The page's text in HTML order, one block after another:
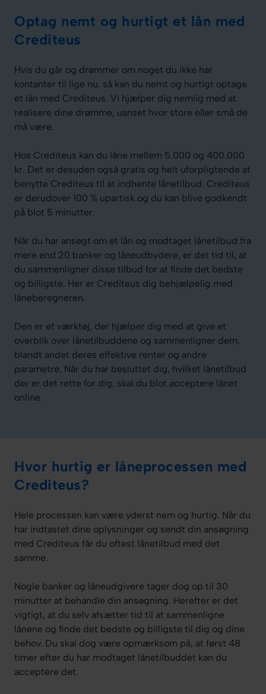
Optag nemt og hurtigt et lån med
Crediteus
Hvis du går og drømmer om noget du ikke har
kontanter til lige nu, så kan du nemt og hurtigt optage
et lån med Crediteus. Vi hjælper dig nemlig med at
realisere dine drømme, uanset hvor store eller små de
må være.
Hos Crediteus kan du låne mellem 5.000 og 400.000
kr. Det er desuden også gratis og helt uforpligtende at
benytte Crediteus til at indhente lånetilbud. Crediteus
er derudover 100 % upartisk og du kan blive godkendt
på blot 5 minutter.
Når du har ansøgt om et lån og modtaget lånetilbud fra
mere end 20 banker og låneudbydere, er det tid til, at
du sammenligner disse tilbud for at finde det bedste
og billigste. Her er Crediteus dig behjælpelig med
låneberegneren.
Den er et værktøj, der hjælper dig med at give et
overblik over lånetilbuddene og sammenligner dem,
blandt andet deres effektive renter og andre
parametre. Når du har besluttet dig, hvilket lånetilbud
der er det rette for dig, skal du blot acceptere lånet
online.
Hvor hurtig er låneprocessen med
Crediteus?
Hele processen kan være yderst nem og hurtig. Når du
har indtastet dine oplysninger og sendt din ansøgning
med Crediteus får du oftest lånetilbud med det
samme.
Nogle banker og låneudgivere tager dog op til 30
minutter at behandle din ansøgning. Herefter er det
vigtigt, at du selv afsætter tid til at sammenligne
lånene og finde det bedste og billigste til dig og dine
behov. Du skal dog være opmærksom på, at først 48
timer efter du har modtaget lånetilbuddet kan du
acceptere det.